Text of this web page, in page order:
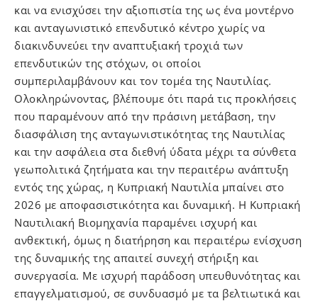
και να ενισχύσει την αξιοπιστία της ως ένα μοντέρνο
και ανταγωνιστικό επενδυτικό κέντρο χωρίς να
διακινδυνεύει την αναπτυξιακή τροχιά των
επενδυτικών της στόχων, οι οποίοι
συμπεριλαμβάνουν και τον τομέα της Ναυτιλίας.
Ολοκληρώνοντας, βλέπουμε ότι παρά τις προκλήσεις
που παραμένουν από την πράσινη μετάβαση, την
διασφάλιση της ανταγωνιστικότητας της Ναυτιλίας
και την ασφάλεια στα διεθνή ύδατα μέχρι τα σύνθετα
γεωπολιτικά ζητήματα και την περαιτέρω ανάπτυξη
εντός της χώρας, η Κυπριακή Ναυτιλία μπαίνει στο
2026 με αποφασιστικότητα και δυναμική. Η Κυπριακή
Ναυτιλιακή Βιομηχανία παραμένει ισχυρή και
ανθεκτική, όμως η διατήρηση και περαιτέρω ενίσχυση
της δυναμικής της απαιτεί συνεχή στήριξη και
συνεργασία. Με ισχυρή παράδοση υπευθυνότητας και
επαγγελματισμού, σε συνδυασμό με τα βελτιωτικά και